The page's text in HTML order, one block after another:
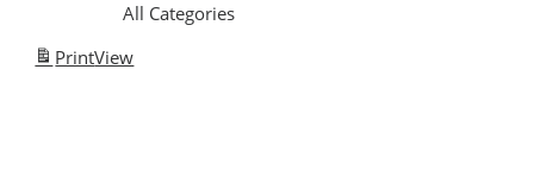
All Categories
PrintView